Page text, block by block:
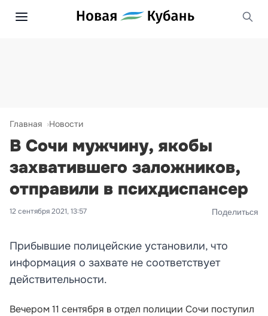
Главная Новости
В Сочи мужчину, якобы
захватившего заложников,
отправили в психдиспансер
12 сентября 2021, 13:57 Поделиться
Прибывшие полицейские установили, что
информация о захвате не соответствует
действительности.
Вечером 11 сентября в отдел полиции Сочи поступил